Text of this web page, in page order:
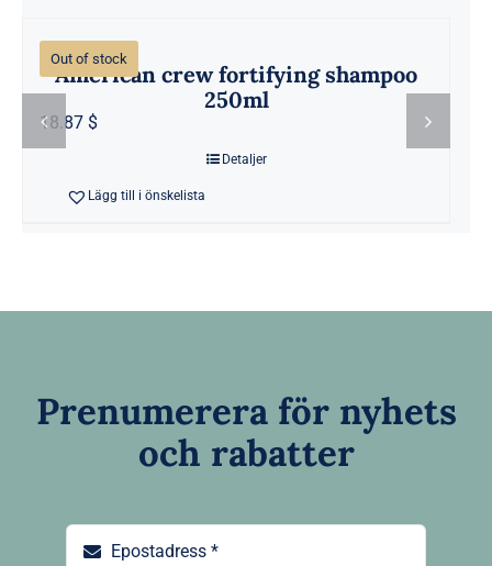
Out of stock
American crew fortifying shampoo
250ml
18.87 $
Detaljer
Lägg till i önskelista
Prenumerera för nyhets
och rabatter